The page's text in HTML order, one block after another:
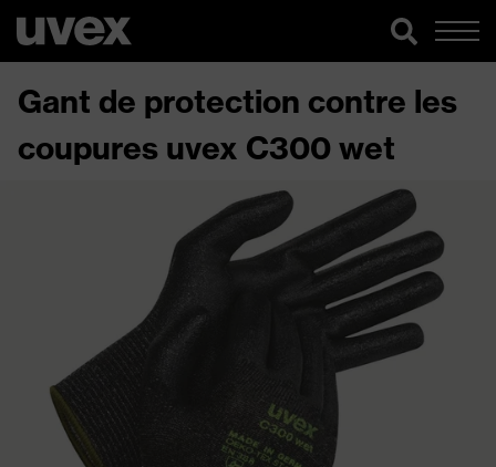
Gant de protection contre les
coupures uvex C300 wet